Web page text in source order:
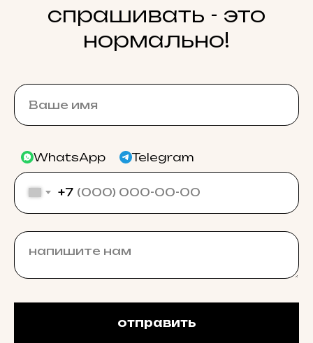
спрашивать - это
нормально!
WhatsApp Telegram
+7
отправить